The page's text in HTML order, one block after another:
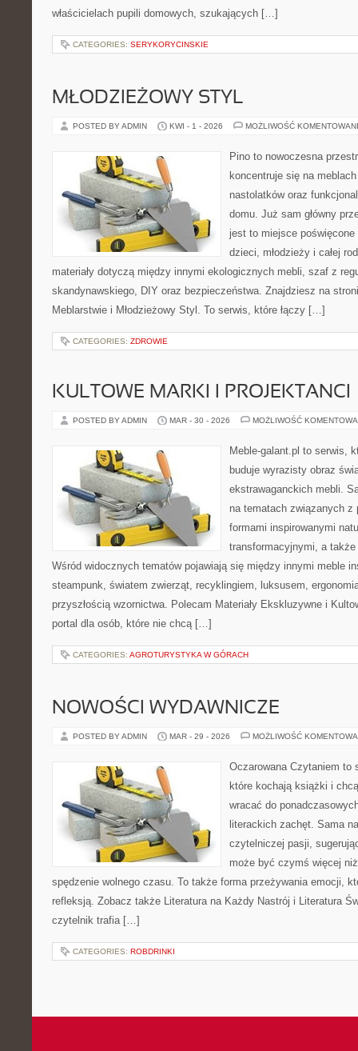
właścicielach pupili domowych, szukających […]
CATEGORIES: SERYKORYCINSKIE
MŁODZIEŻOWY STYL
POSTED BY ADMIN KWI - 1 - 2026 MOŻLIWOŚĆ
Pino to nowoczesna
koncentruje się na
nastolatków oraz
domu. Już sam główny
jest to miejsce
dzieci, młodzieży i całej
materiały dotyczą między innymi ekologicznych mebli, szaf z
skandynawskiego, DIY oraz bezpieczeństwa. Znajdziesz na
Meblarstwie i Młodzieżowy Styl. To serwis, które łączy […]
CATEGORIES: ZDROWIE
KULTOWE MARKI I PROJEKTANCI
POSTED BY ADMIN MAR - 30 - 2026 MOŻLIWOŚĆ
Meble-galant.pl to serwis,
buduje wyrazisty obraz
ekstrawaganckich mebli.
na tematach związanych z
formami inspirowanymi
transformacyjnymi, a
Wśród widocznych tematów pojawiają się między innymi meble
steampunk, światem zwierząt, recyklingiem, luksusem,
przyszłością wzornictwa. Polecam Materiały Ekskluzywne i
portal dla osób, które nie chcą […]
CATEGORIES: AGROTURYSTYKA W GÓRACH
NOWOŚCI WYDAWNICZE
POSTED BY ADMIN MAR - 29 - 2026 MOŻLIWOŚĆ
Oczarowana Czytaniem to
które kochają książki i
wracać do
literackich zachęt. Sama
czytelniczej pasji,
może być czymś więcej
spędzenie wolnego czasu. To także forma przeżywania emocji,
refleksją. Zobacz także Literatura na Każdy Nastrój i Literatura
czytelnik trafia […]
CATEGORIES: ROBDRINKI